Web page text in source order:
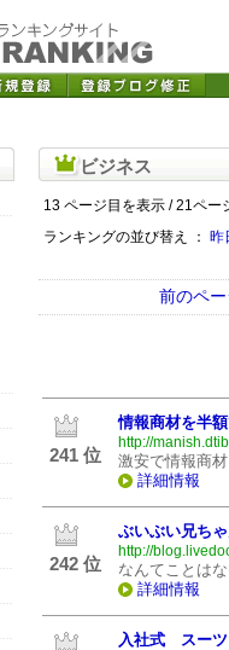
ビジネス
13 ページ目を表示 / 21ペー
ランキングの並び替え ： 昨
前のペー
241 位
情報商材を半
http://
激安で情報商
詳細情報
242 位
ぶいぶい兄ち
http://
なんてことは
詳細情報
入社式 スーツ